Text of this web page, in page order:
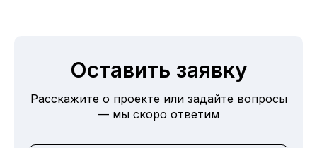
Оставить заявку
Расскажите о проекте или задайте вопросы
— мы скоро ответим